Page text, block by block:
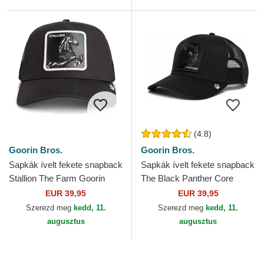
Goorin Bros.
Sapkák ívelt fekete snapback
Stallion The Farm Goorin
EUR 39,95
Szerezd meg kedd, 11.
augusztus
(4.8)
Goorin Bros.
Sapkák ívelt fekete snapback
The Black Panther Core
Combo The Farm Goorin
Bros.
EUR 39,95
Szerezd meg kedd, 11.
augusztus